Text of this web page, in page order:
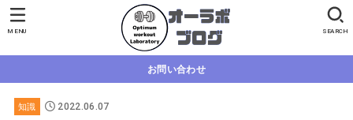
SEARCH
MENU
お問い合わせ
知識 2022.06.07